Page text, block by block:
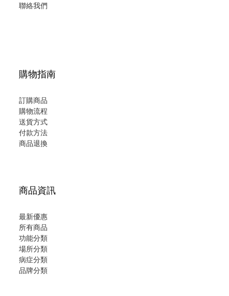
聯絡我們
購物指南
訂購商品
購物流程
送貨方式
付款方法
商品退換
商品資訊
最新優惠
所有商品
功能分類
場所分類
病症分類
品牌分類